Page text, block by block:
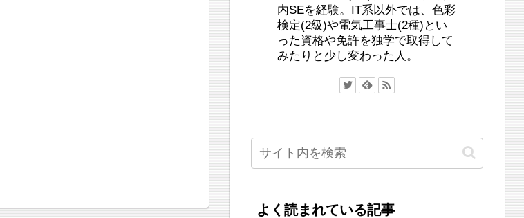
内SEを経験。IT系以外では、色彩
検定(2級)や電気工事士(2種)とい
った資格や免許を独学で取得して
みたりと少し変わった人。
よく読まれている記事